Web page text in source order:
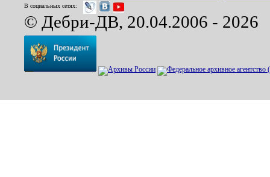
В социальных сетях:
© Дебри-ДВ, 20.04.2006 - 2026